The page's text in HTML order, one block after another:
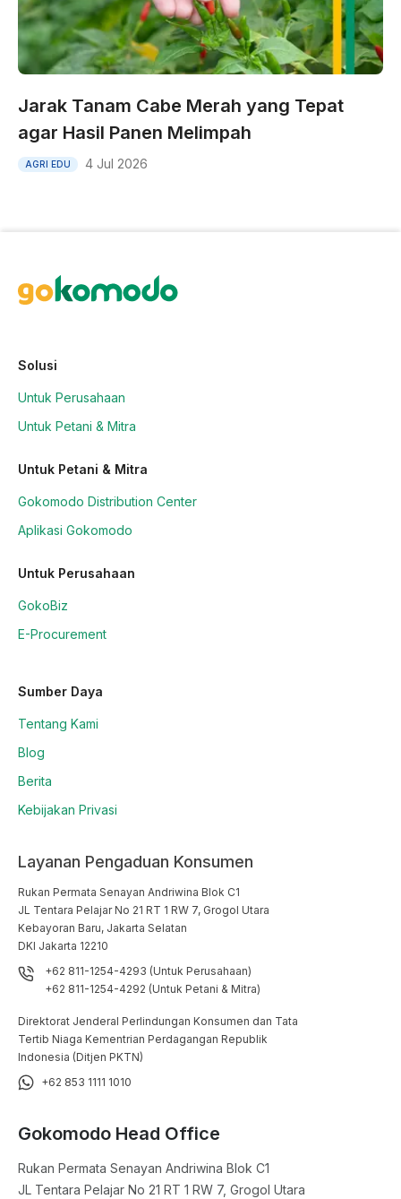
Jarak Tanam Cabe Merah yang Tepat
agar Hasil Panen Melimpah
AGRI EDU 4 Jul 2026
Solusi
Untuk Perusahaan
Untuk Petani & Mitra
Untuk Petani & Mitra
Gokomodo Distribution Center
Aplikasi Gokomodo
Untuk Perusahaan
GokoBiz
E-Procurement
Sumber Daya
Tentang Kami
Blog
Berita
Kebijakan Privasi
Layanan Pengaduan Konsumen
Rukan Permata Senayan Andriwina Blok C1
JL Tentara Pelajar No 21 RT 1 RW 7, Grogol Utara
Kebayoran Baru, Jakarta Selatan
DKI Jakarta 12210
+62 811-1254-4293 (Untuk Perusahaan)
+62 811-1254-4292 (Untuk Petani & Mitra)
Direktorat Jenderal Perlindungan Konsumen dan Tata
Tertib Niaga Kementrian Perdagangan Republik
Indonesia (Ditjen PKTN)
+62 853 1111 1010
Gokomodo Head Office
Rukan Permata Senayan Andriwina Blok C1
JL Tentara Pelajar No 21 RT 1 RW 7, Grogol Utara